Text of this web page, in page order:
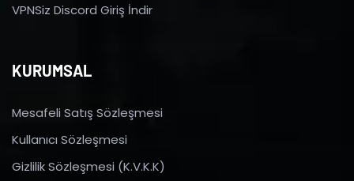
VPNSiz Discord Giriş İndir
KURUMSAL
Mesafeli Satış Sözleşmesi
Kullanıcı Sözleşmesi
Gizlilik Sözleşmesi (K.V.K.K)